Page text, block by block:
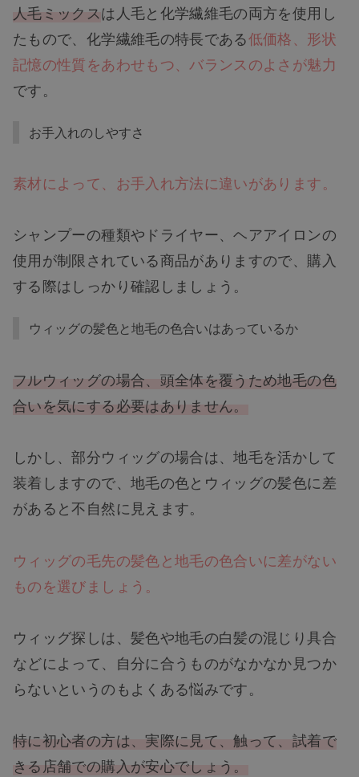
人毛ミックスは人毛と化学繊維毛の両方を使用し
たもので、化学繊維毛の特長である低価格、形状
記憶の性質をあわせもつ、バランスのよさが魅力
です。
お手入れのしやすさ
素材によって、お手入れ方法に違いがあります。
シャンプーの種類やドライヤー、ヘアアイロンの
使用が制限されている商品がありますので、購入
する際はしっかり確認しましょう。
ウィッグの髪色と地毛の色合いはあっているか
フルウィッグの場合、頭全体を覆うため地毛の色
合いを気にする必要はありません。
しかし、部分ウィッグの場合は、地毛を活かして
装着しますので、地毛の色とウィッグの髪色に差
があると不自然に見えます。
ウィッグの毛先の髪色と地毛の色合いに差がない
ものを選びましょう。
ウィッグ探しは、髪色や地毛の白髪の混じり具合
などによって、自分に合うものがなかなか見つか
らないというのもよくある悩みです。
特に初心者の方は、実際に見て、触って、試着で
きる店舗での購入が安心でしょう。